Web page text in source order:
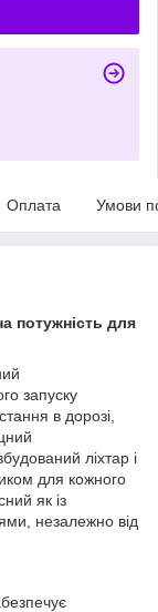
Оплата Умови
потужність для
запуску
в дорозі,
ліхтар і
для кожного
як із
незалежно від